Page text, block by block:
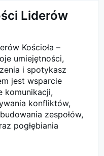
Liderów
Kościoła –
umiejętności,
i spotykasz
jest wsparcie
komunikacji,
konfliktów,
zespołów,
pogłębiania